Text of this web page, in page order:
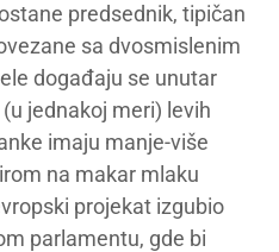
predsednik, tipičan
sa dvosmislenim
događaju se unutar
jednakoj meri) levih
imaju manje-više
na makar mlaku
projekat izgubio
parlamentu, gde bi